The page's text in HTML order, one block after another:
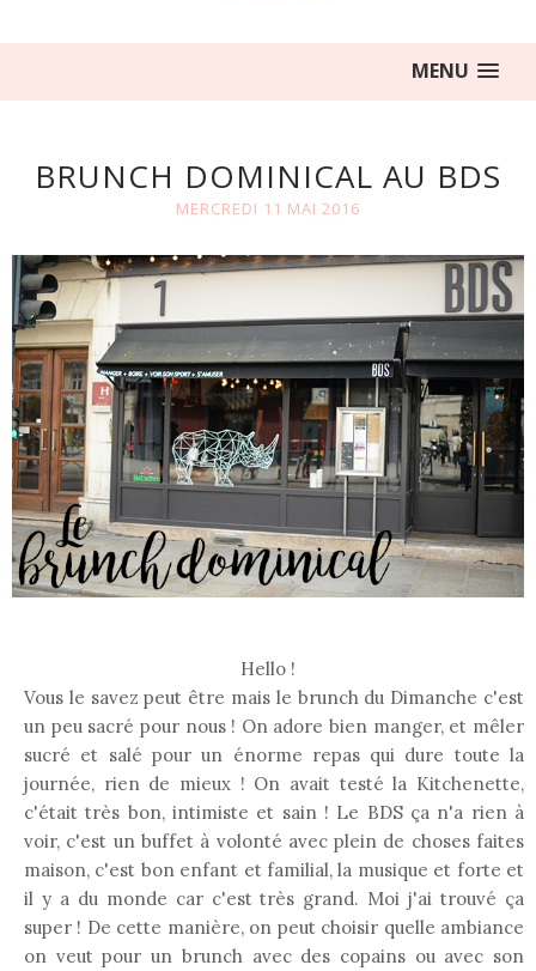
MENU
BRUNCH DOMINICAL AU BDS
MERCREDI 11 MAI 2016
Hello !
Vous le savez peut être mais le brunch du Dimanche c'est
un peu sacré pour nous ! On adore bien manger, et mêler
sucré et salé pour un énorme repas qui dure toute la
journée, rien de mieux ! On avait testé la Kitchenette,
c'était très bon, intimiste et sain ! Le BDS ça n'a rien à
voir, c'est un buffet à volonté avec plein de choses faites
maison, c'est bon enfant et familial, la musique et forte et
il y a du monde car c'est très grand. Moi j'ai trouvé ça
super ! De cette manière, on peut choisir quelle ambiance
on veut pour un brunch avec des copains ou avec son